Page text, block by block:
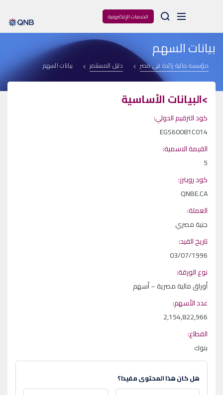
الخدمات الإلكترونية Arama
بيانات السهم
مؤسسة مالية رائدة فى مصر دليل المستثمر بيانات السهم
>البيانات الأساسية
كود الترقيم الدولي:
EGS60081C014
القيمة الاسمية:
5
كود رويترز:
QNBE.CA
العملة:
جنية مصري
تاريخ القيد:
03/07/1996
نوع الورقة:
أوراق مالية مصرية – أسهم
عدد الأسهم:
2,154,822,966
القطاع:
بنوك
هل كان هذا المحتوى مفيدا؟